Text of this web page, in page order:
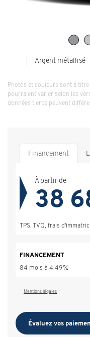
Argent métallisé
Photos et couleurs sont à
pourraient varier selon les
données tierce peuvent
Financement
À partir de
38
TPS, TVQ, frais
FINANCEMENT
84 mois à 4.49%
Mentions légales
Évaluez vos